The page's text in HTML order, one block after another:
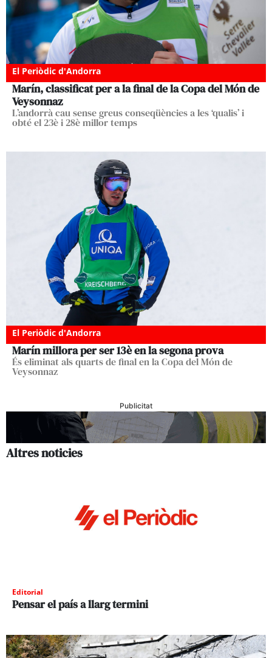
El Periòdic d'Andorra
Marín, classificat per a la final de la Copa del Món de
Veysonnaz
L’andorrà cau sense greus conseqüències a les ‘qualis’ i
obté el 23è i 28è millor temps
El Periòdic d'Andorra
Marín millora per ser 13è en la segona prova
És eliminat als quarts de final en la Copa del Món de
Veysonnaz
Publicitat
Altres noticies
Editorial
Pensar el país a llarg termini